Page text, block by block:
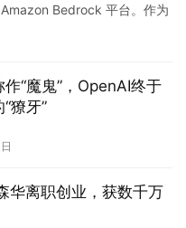
Bedrock 平台。作为
“魔鬼”，OpenAI终于
獠牙”
华离职创业，获数千万